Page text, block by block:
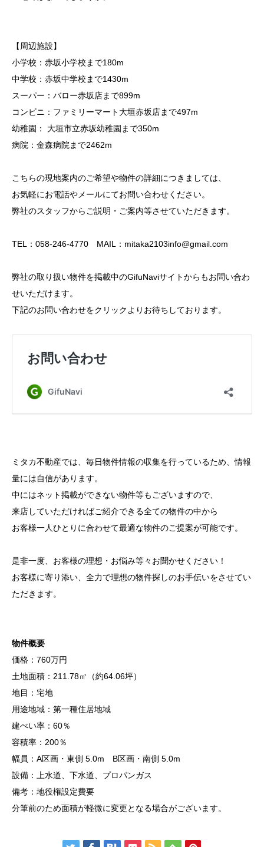
【周辺施設】
小学校：赤坂小学校まで180m
中学校：赤坂中学校まで1430m
スーパー：バロー赤坂店まで899m
コンビニ：ファミリーマート大垣赤坂店まで497m
幼稚園： 大垣市立赤坂幼稚園まで350m
病院：金森病院まで2462m
こちらの現地案内のご希望や物件の詳細につきましては、
お気軽にお電話やメールにてお問い合わせください。
弊社のスタッフからご説明・ご案内等させていただきます。
TEL：058-246-4770 MAIL：mitaka2103info@gmail.com
弊社の取り扱い物件を掲載中のGifuNaviサイトからもお問い合わ
せいただけます。
下記のお問い合わせをクリックよりお待ちしております。
ミタカ不動産では、毎日物件情報の収集を行っているため、情報
量には自信があります。
中にはネット掲載ができない物件等もございますので、
来店していただければご紹介できる全ての物件の中から
お客様一人ひとりに合わせて最適な物件のご提案が可能です。
是非一度、お客様の理想・お悩み等々お聞かせください！
お客様に寄り添い、全力で理想の物件探しのお手伝いをさせてい
ただきます。
物件概要
価格：760万円
土地面積：211.78㎡（約64.06坪）
地目：宅地
用途地域：第一種住居地域
建ぺい率：60％
容積率：200％
幅員：A区画・東側 5.0m B区画・南側 5.0m
設備：上水道、下水道、プロパンガス
備考：地役権設定費要
分筆前のため面積が軽微に変更となる場合がございます。